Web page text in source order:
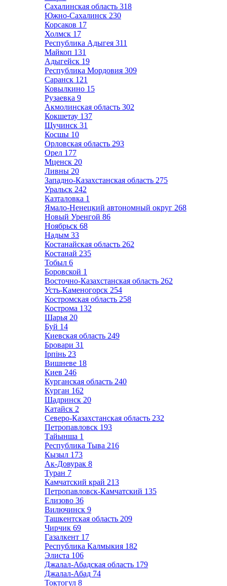
Сахалинская область 318
Южно-Сахалинск 230
Корсаков 17
Холмск 17
Республика Адыгея 311
Майкоп 131
Адыгейск 19
Республика Мордовия 309
Саранск 121
Ковылкино 15
Рузаевка 9
Акмолинская область 302
Кокшетау 137
Щучинск 31
Косшы 10
Орловская область 293
Орел 177
Мценск 20
Ливны 20
Западно-Казахстанская область 275
Уральск 242
Казталовка 1
Ямало-Ненецкий автономный округ 268
Новый Уренгой 86
Ноябрьск 68
Надым 33
Костанайская область 262
Костанай 235
Тобыл 6
Боровской 1
Восточно-Казахстанская область 262
Усть-Каменогорск 254
Костромская область 258
Кострома 132
Шарья 20
Буй 14
Киевская область 249
Бровари 31
Ірпінь 23
Вишневе 18
Киев 246
Курганская область 240
Курган 162
Шадринск 20
Катайск 2
Северо-Казахстанская область 232
Петропавловск 193
Тайынша 1
Республика Тыва 216
Кызыл 173
Ак-Довурак 8
Туран 7
Камчатский край 213
Петропавловск-Камчатский 135
Елизово 36
Вилючинск 9
Ташкентская область 209
Чирчик 69
Газалкент 17
Республика Калмыкия 182
Элиста 106
Джалал-Абадская область 179
Джалал-Абад 74
Токтогул 8